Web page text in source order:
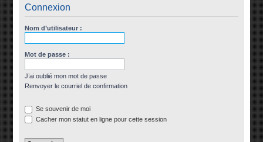
Connexion
Nom d’utilisateur :
Mot de passe :
J’ai oublié mon mot de passe
Renvoyer le courriel de confirmation
Se souvenir de moi
Cacher mon statut en ligne pour cette session